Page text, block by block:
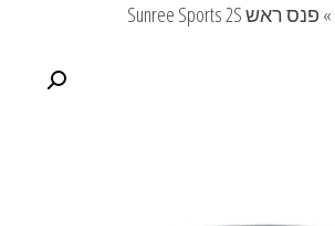
» פנס ראש Sunree Sports 2S